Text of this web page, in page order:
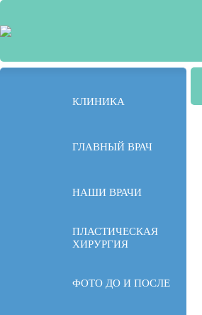
КЛИНИКА
ГЛАВНЫЙ ВРАЧ
НАШИ ВРАЧИ
ПЛАСТИЧЕСКАЯ
ХИРУРГИЯ
ФОТО ДО И ПОСЛЕ